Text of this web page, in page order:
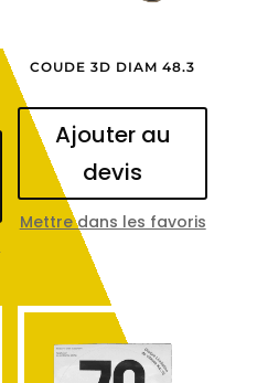
COUDE 3D DIAM 48.3
Ajouter au
devis
Mettre dans les favoris